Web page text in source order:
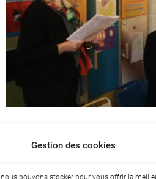
Gestion des cookies
pouvons stocker pour vous offrir la
Index de l’égalité professionnelle